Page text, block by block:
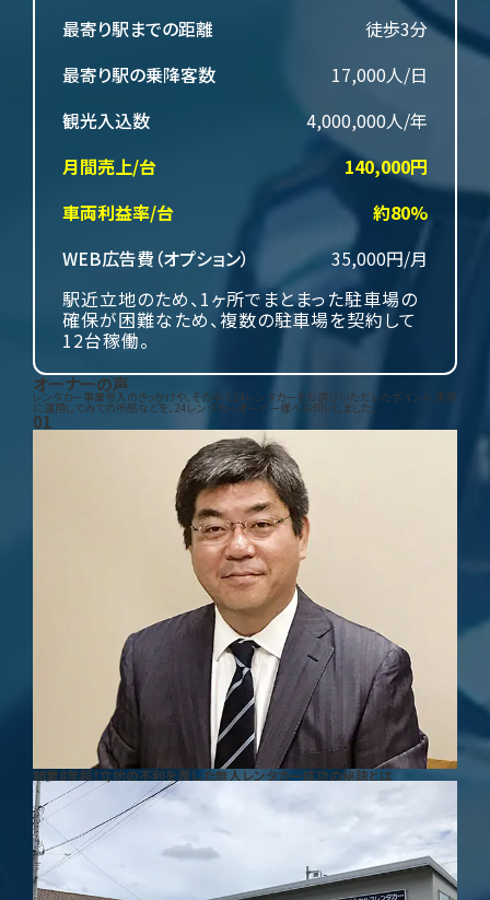
最寄り駅までの距離
徒歩3分
最寄り駅の乗降客数
17,000人/日
観光入込数
4,000,000人/年
月間売上/台
140,000円
車両利益率/台
約80%
WEB広告費（オプション）
35,000円/月
駅近立地のため、1ヶ所でまとまった駐車場の
確保が困難なため、複数の駐車場を契約して
12台稼働。
オーナーの声
レンタカー事業参入のきっかけや、その中で24レンタカーをお選びいただいたポイント、実際
に運用してみての所感などを、24レンタカーオーナー様へお伺いしました。
01
開業8年超！立地の不利を覆した無人レンタカー成功の秘訣とは